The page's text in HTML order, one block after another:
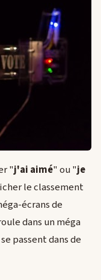
"j'ai aimé" ou "je
le classement
écrans de
dans un méga
passent dans de